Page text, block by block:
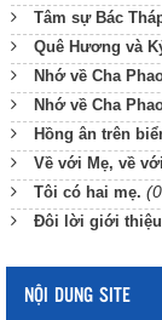
Tâm sự Bác
Quê Hương và
Nhớ về Cha
Nhớ về Cha
Hồng ân trên
Về với Mẹ, về
Tôi có hai mẹ.
Đôi lời giới thiệu
NỘI DUNG SITE